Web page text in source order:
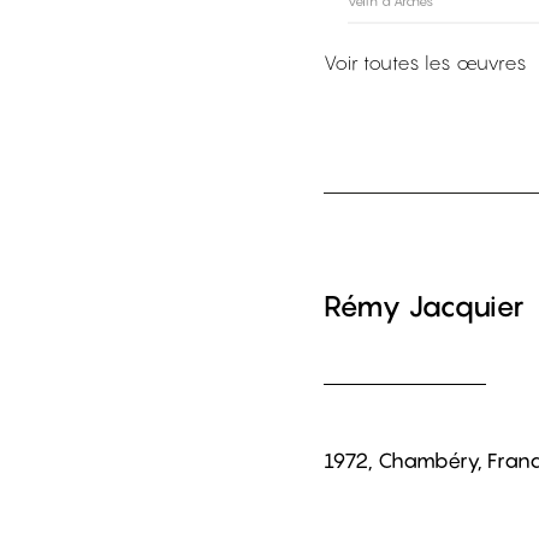
Voir toutes les œuvres
Rémy Jacquier
1972, Chambéry,